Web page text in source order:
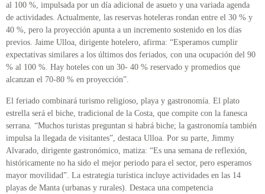
al 100 %, impulsada por un día adicional de asueto y una variada agenda
de actividades. Actualmente, las reservas hoteleras rondan entre el 30 % y
40 %, pero la proyección apunta a un incremento sostenido en los días
previos. Jaime Ulloa, dirigente hotelero, afirma: “Esperamos cumplir
expectativas similares a los últimos dos feriados, con una ocupación del 90
% al 100 %. Hay hoteles con un 30- 40 % reservado y promedios que
alcanzan el 70-80 % en proyección”.
El feriado combinará turismo religioso, playa y gastronomía. El plato
estrella será el biche, tradicional de la Costa, que compite con la fanesca
serrana. “Muchos turistas preguntan si habrá biche; la gastronomía también
impulsa la llegada de visitantes”, destaca Ulloa. Por su parte, Jimmy
Alvarado, dirigente gastronómico, matiza: “Es una semana de reflexión,
históricamente no ha sido el mejor periodo para el sector, pero esperamos
mayor movilidad”. La estrategia turística incluye actividades en las 14
playas de Manta (urbanas y rurales). Destaca una competencia